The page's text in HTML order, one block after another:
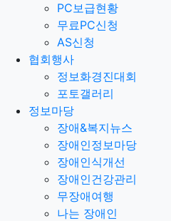
PC보급현황
무료PC신청
AS신청
협회행사
정보화경진대회
포토갤러리
정보마당
장애&복지뉴스
장애인정보마당
장애인식개선
장애인건강관리
무장애여행
나는 장애인